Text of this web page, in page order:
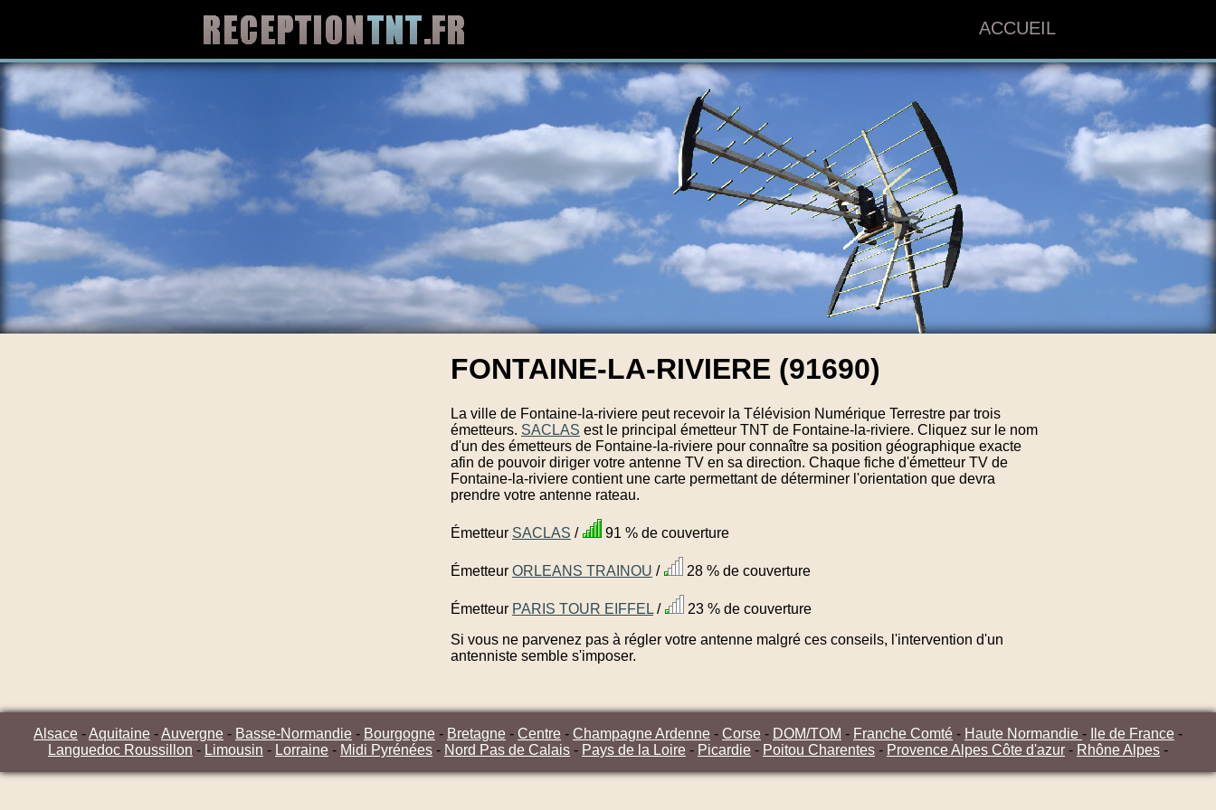
ACCUEIL
FONTAINE-LA-RIVIERE (91690)
La ville de Fontaine-la-riviere peut recevoir la Télévision Numérique Terrestre par trois
émetteurs. SACLAS est le principal émetteur TNT de Fontaine-la-riviere. Cliquez sur le nom
d'un des émetteurs de Fontaine-la-riviere pour connaître sa position géographique exacte
afin de pouvoir diriger votre antenne TV en sa direction. Chaque fiche d'émetteur TV de
Fontaine-la-riviere contient une carte permettant de déterminer l'orientation que devra
prendre votre antenne rateau.
Émetteur SACLAS / 91 % de couverture
Émetteur ORLEANS TRAINOU / 28 % de couverture
Émetteur PARIS TOUR EIFFEL /
23 % de couverture
Si vous ne parvenez pas à régler votre antenne malgré ces conseils, l'intervention d'un
antenniste semble s'imposer.
Alsace -Aquitaine -Auvergne - Basse-Normandie - Bourgogne - Bretagne - Centre - Champagne Ardenne - Corse - DOM/TOM - Franche Comté - Haute Normandie - Ile de France -
Languedoc Roussillon - Limousin - Lorraine - Midi Pyrénées - Nord Pas de Calais - Pays de la Loire - Picardie - Poitou Charentes - Provence Alpes Côte d'azur - Rhône Alpes -